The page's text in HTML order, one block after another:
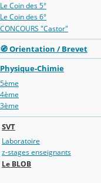
Le Coin des 5°
Le Coin des 6°
CONCOURS "Castor"
🧭 Orientation / Brevet
Physique-Chimie
5ème
4ème
3ème
SVT
Laboratoire
z-stages enseignants
Le BLOB